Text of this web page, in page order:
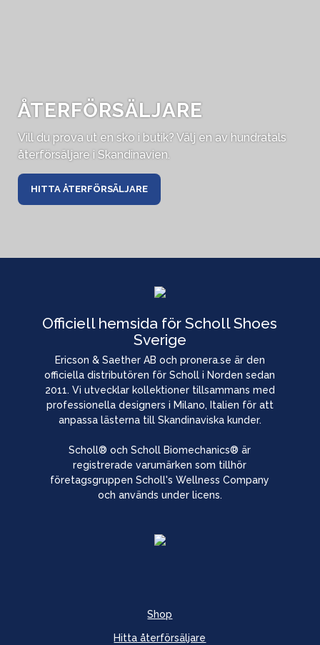
ÅTERFÖRSÄLJARE
Vill du prova ut en sko i butik? Välj en av hundratals
återförsäljare i Skandinavien.
HITTA ÅTERFÖRSÄLJARE
Officiell hemsida för Scholl Shoes
Sverige
Ericson & Saether AB och pronera.se är den
officiella distributören för Scholl i Norden sedan
2011. Vi utvecklar kollektioner tillsammans med
professionella designers i Milano, Italien för att
anpassa lästerna till Skandinaviska kunder.
Scholl® och Scholl Biomechanics® är
registrerade varumärken som tillhör
företagsgruppen Scholl's Wellness Company
och används under licens.
Shop
Hitta återförsäljare